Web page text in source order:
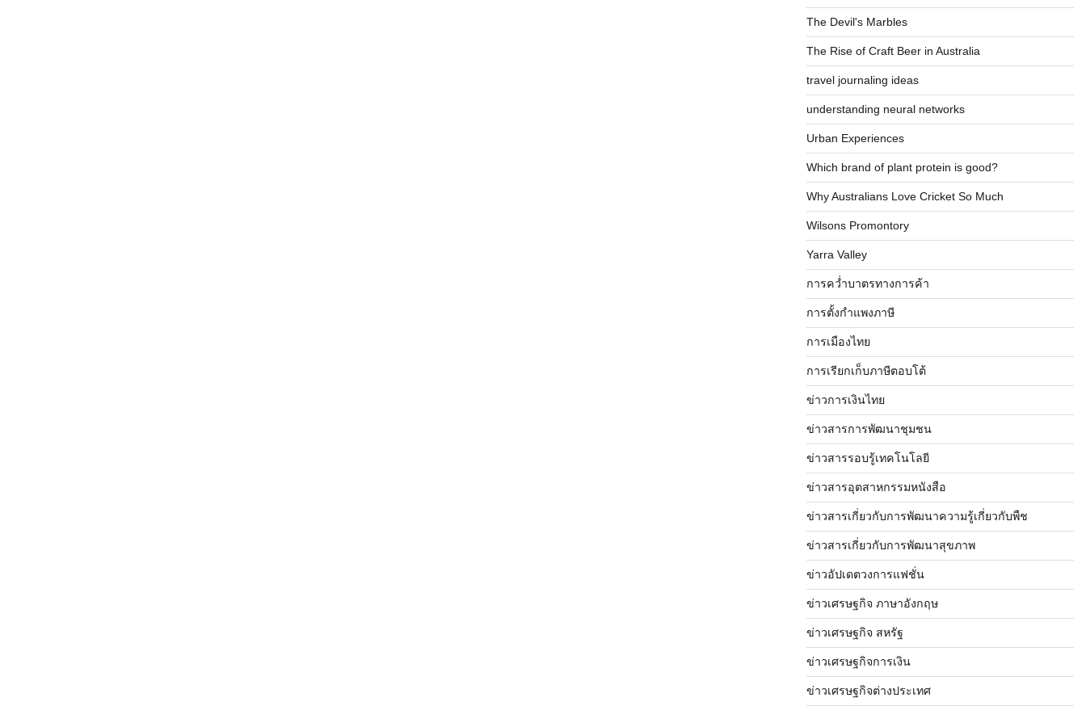
The Devil's Marbles
The Rise of Craft Beer in Australia
travel journaling ideas
understanding neural networks
Urban Experiences
Which brand of plant protein is good?
Why Australians Love Cricket So Much
Wilsons Promontory
Yarra Valley
การคว่ำบาตรทางการค้า
การตั้งกำแพงภาษี
การเมืองไทย
การเรียกเก็บภาษีตอบโต้
ข่าวการเงินไทย
ข่าวสารการพัฒนาชุมชน
ข่าวสารรอบรู้เทคโนโลยี
ข่าวสารอุตสาหกรรมหนังสือ
ข่าวสารเกี่ยวกับการพัฒนาความรู้เกี่ยวกับพืช
ข่าวสารเกี่ยวกับการพัฒนาสุขภาพ
ข่าวอัปเดตวงการแฟชั่น
ข่าวเศรษฐกิจ ภาษาอังกฤษ
ข่าวเศรษฐกิจ สหรัฐ
ข่าวเศรษฐกิจการเงิน
ข่าวเศรษฐกิจต่างประเทศ